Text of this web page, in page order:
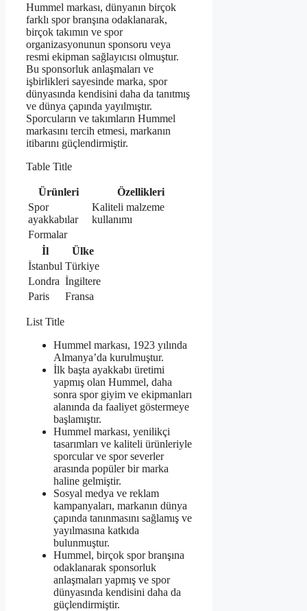
Hummel markası, dünyanın birçok
farklı spor branşına odaklanarak,
birçok takımın ve spor
organizasyonunun sponsoru veya
resmi ekipman sağlayıcısı olmuştur.
Bu sponsorluk anlaşmaları ve
işbirlikleri sayesinde marka, spor
dünyasında kendisini daha da tanıtmış
ve dünya çapında yayılmıştır.
Sporcuların ve takımların Hummel
markasını tercih etmesi, markanın
itibarını güçlendirmiştir.
Table Title
Ürünleri
Özellikleri
Spor
ayakkabılar
Kaliteli malzeme
kullanımı
Formalar
İl
Ülke
İstanbul Türkiye
Londra İngiltere
Paris
Fransa
List Title
Hummel markası, 1923 yılında
Almanya’da kurulmuştur.
İlk başta ayakkabı üretimi
yapmış olan Hummel, daha
sonra spor giyim ve ekipmanları
alanında da faaliyet göstermeye
başlamıştır.
Hummel markası, yenilikçi
tasarımları ve kaliteli ürünleriyle
sporcular ve spor severler
arasında popüler bir marka
haline gelmiştir.
Sosyal medya ve reklam
kampanyaları, markanın dünya
çapında tanınmasını sağlamış ve
yayılmasına katkıda
bulunmuştur.
Hummel, birçok spor branşına
odaklanarak sponsorluk
anlaşmaları yapmış ve spor
dünyasında kendisini daha da
güçlendirmiştir.